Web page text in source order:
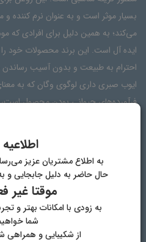
بسیار موثر است و به عنوان نرم کننده
می‌کند؛ به همین دلیل برای افرادی که
ایده آل است. این برند محصولات خود
احترام به طبیعت و بدون آسیب
ایوب صبری داری لوگوی وگان که به
فرآورده‌های حیوانی بودن محصول
ویژگی‌ها دیدگاه‌ها
حاوی روغن زیتون
حاوی ویتامین B5
به اطلاع مشتریان عزیز
حال حاضر به دلیل جابجایی و
موقتا غیر
به زودی با امکانات بهتر و
شما
از شکیبایی و همراهی